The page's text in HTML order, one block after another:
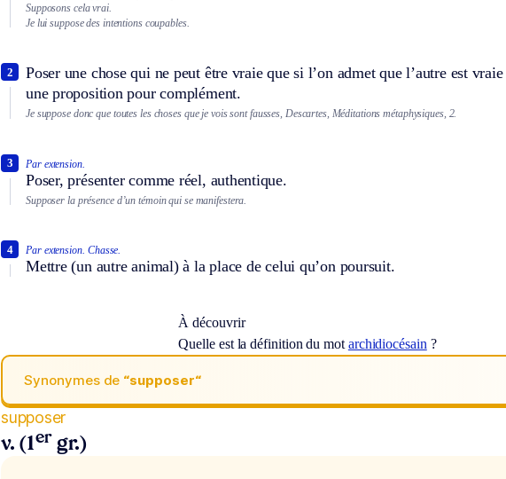
Supposons cela vrai.
Je lui suppose des intentions coupables.
Poser une chose qui ne peut être vraie que si l’on admet que l’autre est vraie
une proposition pour complément.
2
Je suppose donc que toutes les choses que je vois sont fausses, Descartes, Méditations métaphysiques, 2.
Par extension.
Poser, présenter comme réel, authentique.
3
Supposer la présence d’un témoin qui se manifestera.
Par extension. Chasse.
Mettre (un autre animal) à la place de celui qu’on poursuit.
4
À découvrir
Quelle est la définition du motarchidiocésain?
Synonymes de “supposer“
supposer
v. (1er gr.)